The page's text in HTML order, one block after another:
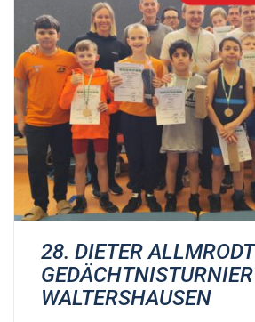
28. DIETER ALLMRODT
GEDÄCHTNISTURNIER
WALTERSHAUSEN